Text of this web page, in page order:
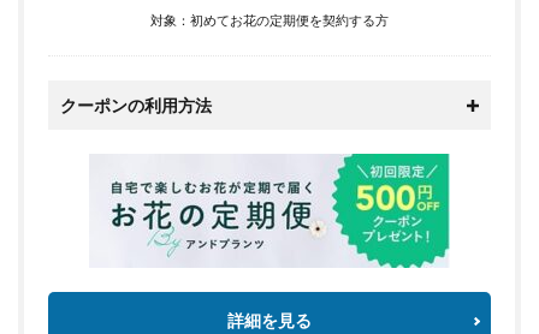
対象：初めてお花の定期便を契約する方
クーポンの利用方法
詳細を見る